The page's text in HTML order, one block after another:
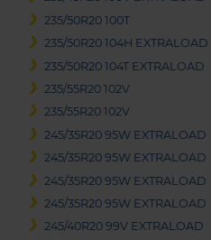
235/50R20 100T
235/50R20 104H EXTRALOAD
235/50R20 104T EXTRALOAD
235/55R20 102V
235/55R20 102V
245/35R20 95W EXTRALOAD
245/35R20 95W EXTRALOAD
245/35R20 95W EXTRALOAD
245/35R20 95W EXTRALOAD
245/40R20 99V EXTRALOAD